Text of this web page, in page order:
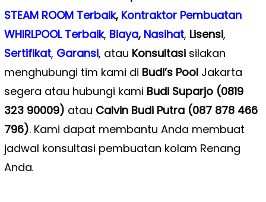
STEAM ROOM Terbaik, Kontraktor Pembuatan
WHIRLPOOL Terbaik, Biaya, Nasihat, Lisensi,
Sertifikat, Garansi, atau Konsultasisilakan
menghubungi tim kami di Budi’s PoolJakarta
segera atau hubungi kami Budi Suparjo (0819
323 90009) atau Calvin Budi Putra (087 878 466
796). Kami dapat membantu Anda membuat
jadwal konsultasi pembuatan kolam Renang
Anda.